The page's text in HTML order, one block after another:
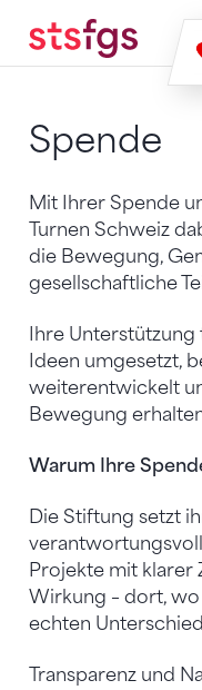
Zum Inhalt springen
Zur Sitemap
Zum Navigieren
Spende
Mit Ihrer Spende
Turnen Schweiz
die Bewegung,
gesellschaftliche
Ihre
Ideen umgesetzt,
weiterentwickelt
Bewegung
Warum Ihre
Die Stiftung setzt
Projekte mit klarer
Wirkung – dort,
echten
Transparenz und